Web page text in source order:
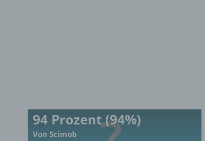
94 Prozent (94%)
Von Scimob